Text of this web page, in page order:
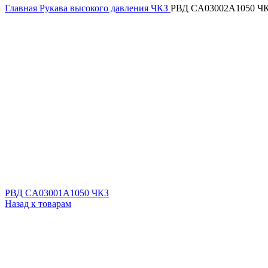
Главная Рукава высокого давления ЧКЗ РВД CA03002A1050
РВД CA03001A1050 ЧКЗ
Назад к товарам